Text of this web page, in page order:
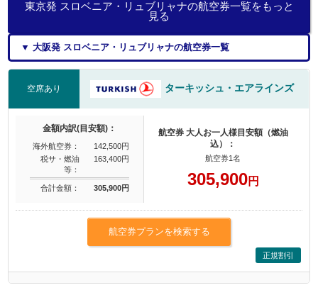
東京発 スロベニア・リュブリャナの航空券一覧をもっと
見る
▼ 大阪発 スロベニア・リュブリャナの航空券一覧
空席あり ターキッシュ・エアラインズ
金額内訳(目安額)：
海外航空券：
142,500円
税サ・燃油
等：
163,400円
合計金額： 305,900円
航空券 大人お一人様目安額（燃油
込）：
航空券1名
305,900円
航空券プランを検索する
正規割引